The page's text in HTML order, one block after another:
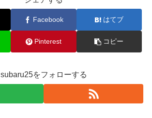
Facebook はてブ
Pinterest コピー
subaru25をフォローする